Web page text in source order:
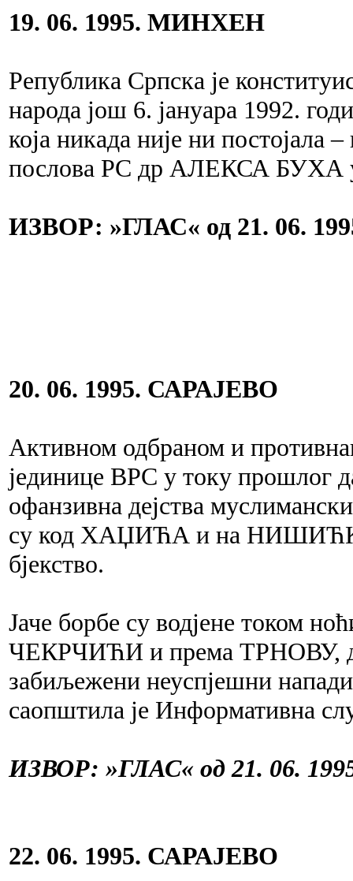
19. 06. 1995. МИНХЕН
Република Српска је
народа још 6. јануара 1992.
која никада није ни постојала
послова РС др АЛЕКСА БУХА
ИЗВОР: »ГЛАС« од 21. 06.
20. 06. 1995. САРАЈЕВО
Активном одбраном и
јединице ВРС у току прошлог
офанзивна дејства
су код ХАЏИЋА и на
бјекство.
Јаче борбе су водјене током
ЧЕКРЧИЋИ и према ТРНОВУ,
забиљежени неуспјешни
саопштила је Информативна
ИЗВОР: »ГЛАС« од 21. 06.
22. 06. 1995. САРАЈЕВО